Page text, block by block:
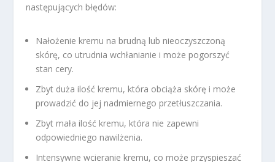
następujących błędów:
Nałożenie kremu na brudną lub nieoczyszczoną
skórę, co utrudnia wchłanianie i może pogorszyć
stan cery.
Zbyt duża ilość kremu, która obciąża skórę i może
prowadzić do jej nadmiernego przetłuszczania.
Zbyt mała ilość kremu, która nie zapewni
odpowiedniego nawilżenia.
Intensywne wcieranie kremu, co może przyspieszać